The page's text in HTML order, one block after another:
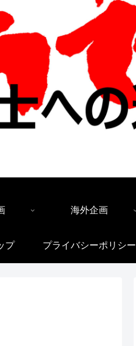
海外企画
プ プライバシーポリシー